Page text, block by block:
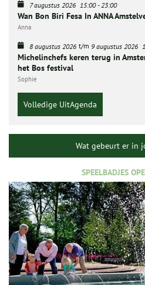
7 augustus 2026 15:00-23:00
Wan Bon Biri Fesa In ANNA
Anna
8 augustus 2026 t/m 9 augustus 2026
Michelinchefs keren terug in
het Bos festival
Sophie
Volledige UitAgenda
Wat gebeurt er in
SPEELBADJES